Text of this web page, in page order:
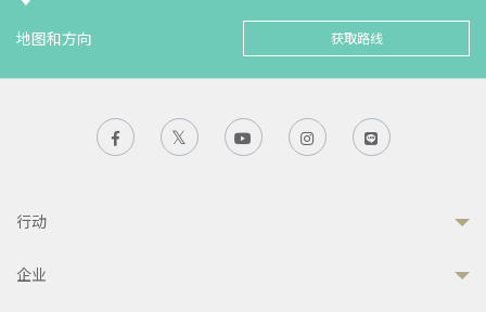
地图和方向 获取路线
行动
企业